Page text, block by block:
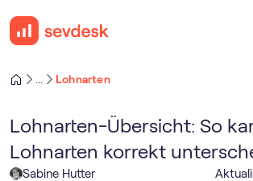
Lohnarten
Lohnarten-Übersicht: So
Lohnarten korrekt
Sabine Hutter